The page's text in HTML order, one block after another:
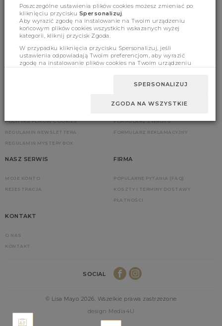
* Zgoda na powiadomienia marketingowe
POLITYKA PLIKÓW COOKIES
REGULAMIN NEWSLETTERA
REGULAMIN MYSTERY BOX
FORMULARZ ZWROTU
FORMULARZ REKLAMACYJNY
NASZ SERWIS
MOJE KONTO
REJESTRACJA
FIRMA
POPULARNE PYTANIA (FAQ)
KOSZTY I TERMINY DOSTAWY
PŁATNOŚCI
KONTAKT
O NAS
KONTAKT
SOCIAL
© Lisa Mayo 2026. Wszelkie prawa zastrzeżone
design Media4U
Poszczególne ustawienia plików cookies możesz zmieniać po
kliknięciu przycisku Spersonalizuj.
Aby wyrazić zgodę na instalowanie na Twoim urządzeniu
końcowym plików cookies wszystkich wskazanych wyżej
kategorii, kliknij przycisk Zgoda.
W przypadku kliknięcia przycisku Spersonalizuj, jeśli
ustawienia odpowiadają Twoim preferencjom, aby wyrazić
zgodę na instalowanie plików cookies na Twoim urządzeniu
SPERSONALIZUJ
ZGODA NA WSZYSTKIE